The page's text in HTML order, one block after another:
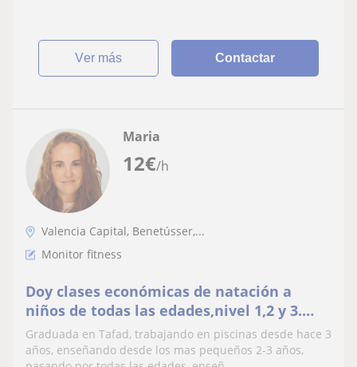
ver más Contactar
12€/h
Maria
Valencia Capital, Benetússer,...
Monitor fitness
Doy clases económicas de natación a
niños de todas las edades,nivel 1,2 y 3.
Escolar y adultos
Graduada en Tafad, trabajando en piscinas desde hace 3
años, enseñando desde los mas pequeños 2-3 años,